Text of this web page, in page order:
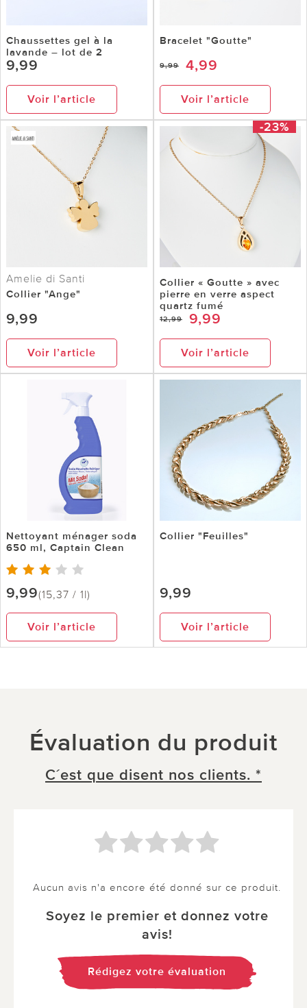
Chaussettes gel à la
lavande – lot de 2
9,99
Voir l’article
Bracelet "Goutte"
9,99 4,99
Voir l’article
Amelie di Santi
Collier "Ange"
9,99
Voir l’article
-23%
Collier « Goutte » avec
pierre en verre aspect
quartz fumé
12,99 9,99
Voir l’article
Nettoyant ménager soda
650 ml, Captain Clean
9,99(15,37 / 1l)
Voir l’article
Collier "Feuilles"
9,99
Voir l’article
Évaluation du produit
C´est que disent nos clients. *
Aucun avis n'a encore été donné sur ce produit.
Soyez le premier et donnez votre
avis!
Rédigez votre évaluation